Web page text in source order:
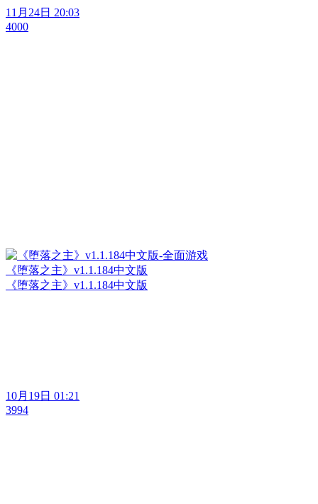
11月24日 20:03
4000
《堕落之主》v1.1.184中文版
《堕落之主》v1.1.184中文版
10月19日 01:21
3994